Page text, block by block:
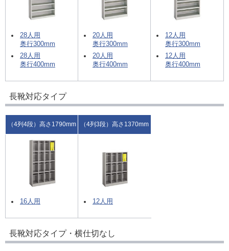
28人用
奥行300mm
28人用
奥行400mm
20人用
奥行300mm
20人用
奥行400mm
12人用
奥行300mm
12人用
奥行400mm
長靴対応タイプ
（4列4段）高さ1790mm （4列3段）高さ1370mm
16人用 12人用
長靴対応タイプ・横仕切なし